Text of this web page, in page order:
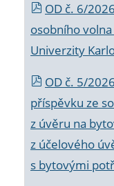
OD č. 6/
osobního
Univerzity
OD č. 5/
příspěvku ze
z úvěru na
z účelového
s bytovými